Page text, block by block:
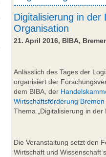
Digitalisierung in der
Organisation
21. April 2016, BIBA,
Anlässlich des Tages der
organisiert der
dem BIBA, der
Wirtschaftsförderung Bremen
Thema „Digitalisierung in
Die Veranstaltung setzt den
Wirtschaft und Wissenschaft